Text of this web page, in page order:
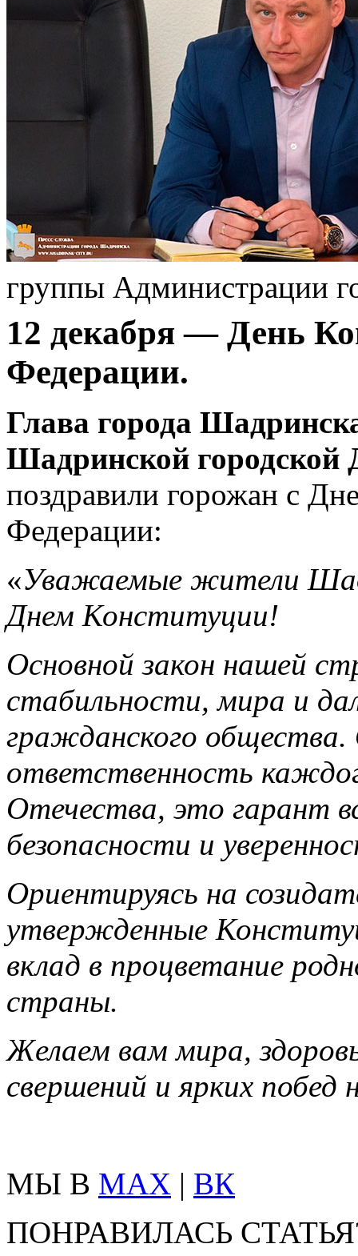
группы Администрации
12 декабря — День
Федерации.
Глава города
Шадринской
поздравили горожан с
Федерации:
«Уважаемые жители
Днем Конституции!
Основной закон нашей
стабильности, мира и
гражданского общества.
ответственность
Отечества, это гарант
безопасности и
Ориентируясь на
утвержденные
вклад в процветание
страны.
Желаем вам мира,
свершений и ярких побед
МЫ В MAX | ВК
ПОНРАВИЛАСЬ